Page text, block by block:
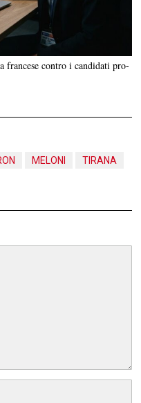
francese contro i candidati pro-
MELONI
TIRANA